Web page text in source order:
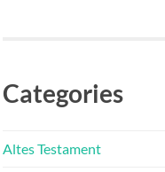
Categories
Altes Testament